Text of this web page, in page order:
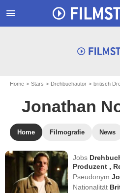
menu
Home Stars Drehbuchautor britisch
Jonathan
Home Filmografie News
Jobs
Produzent ,
Pseudonym
Nationalität